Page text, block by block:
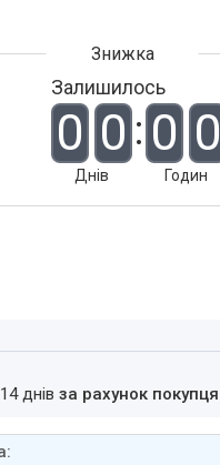
Залишилось
0 0
Днів
0 0
Годин
днів за рахунок покупця